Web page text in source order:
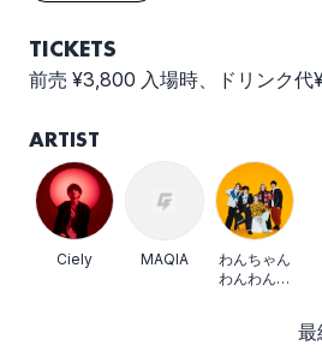
TICKETS
前売 ¥3,800 入場時、ドリンク代
ARTIST
Ciely MAQIA
わんちゃん
わんわんね
最